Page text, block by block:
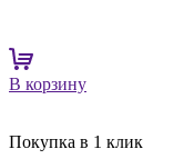
В корзину
Покупка в 1 клик